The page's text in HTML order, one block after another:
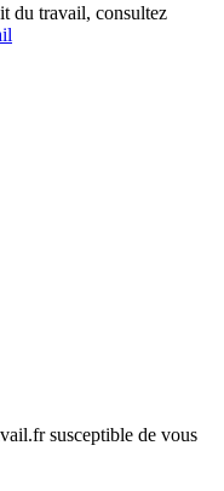
du travail, consultez
susceptible de vous